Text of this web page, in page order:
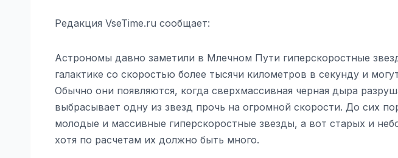
Редакция VseTime.ru сообщает:
Астрономы давно заметили в Млечном Пути гиперскоростные
галактике со скоростью более тысячи километров в секунду и
Обычно они появляются, когда сверхмассивная черная дыра
выбрасывает одну из звезд прочь на огромной скорости. До сих
молодые и массивные гиперскоростные звезды, а вот старых и
хотя по расчетам их должно быть много.